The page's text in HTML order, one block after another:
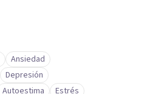
Ansiedad
Depresión
Autoestima Estrés